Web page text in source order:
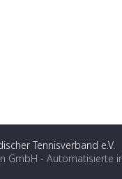
Tennisverband e.V.
GmbH - Automatisierte